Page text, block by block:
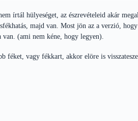
írtál hülyeséget, az észrevételeid akár
majd van. Most jön az a verzió,
(ami nem kéne, hogy legyen).
féket, vagy fékkart, akkor elöre is